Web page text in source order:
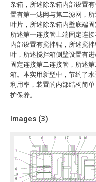
杂箱，所述除杂箱内部设置
置有第一滤网与第二滤网，
叶片，所述除杂箱内壁底端
所述第一连接管上端固定连
内部设置有搅拌辊，所述搅
叶，所述搅拌箱侧壁设置有
固定连接第二连接管，所述
箱。本实用新型中，节约了
利用率，装置的内部结构简
护保养。
Images (3)